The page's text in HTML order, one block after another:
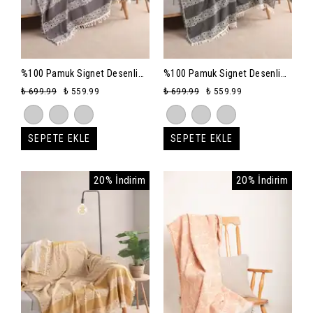
%100 Pamuk Signet Desenli
Çok Amaçlı Koltuk Örtüsü
130x170 cm - midnight plum
₺ 699.99 ₺ 559.99
SEPETE EKLE
%100 Pamuk Signet Desenli
Çok Amaçlı Koltuk Örtüsü
130x170 cm - siyah
₺ 699.99 ₺ 559.99
SEPETE EKLE
20% İndirim 20% İndirim